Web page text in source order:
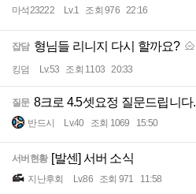
마석23222 Lv.1 조회 976 22:16
잡담 형님들 리니지 다시 할까요?
킹덤 Lv.53 조회 1103 20:33
질문 8크로 4.5셋요정 질문드립니다.
반드시 Lv.40 조회 1069 15:50
서버현황 [발센] 서버 소식
지난후회 Lv.86 조회 971 11:58